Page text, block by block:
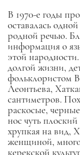
В 1970-е годы
оставалась
родной речью.
информация о
этой
долгой жизни,
фольклористом
Леонтьева,
сантиметров.
раскосые,
нос чуть
хрупкая на вид,
женщиной,
керекской